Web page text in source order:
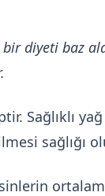
diyeti baz
Sağlıklı
sağlığı